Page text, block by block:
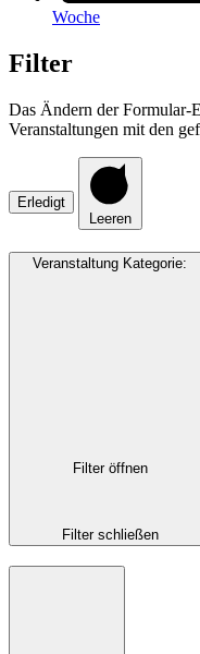
Woche
Filter
Das Ändern der Formular-
Veranstaltungen mit den
Erledigt
Leeren
Veranstaltung Kategorie:
Filter öffnen
Filter schließen